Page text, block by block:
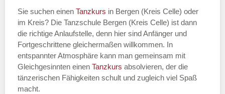
Sie suchen einen Tanzkurs in Bergen (Kreis Celle) oder
im Kreis? Die Tanzschule Bergen (Kreis Celle) ist dann
die richtige Anlaufstelle, denn hier sind Anfänger und
Fortgeschrittene gleichermaßen willkommen. In
entspannter Atmosphäre kann man gemeinsam mit
Gleichgesinnten einen Tanzkurs absolvieren, der die
tänzerischen Fähigkeiten schult und zugleich viel Spaß
macht.